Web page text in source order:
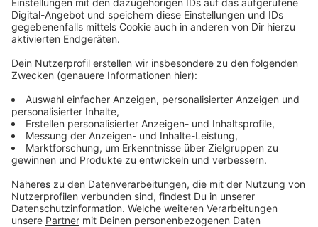
Anzeige
Die neue Single "Heard It All"
Wir benötigen Ihre
Zustimmung, um den YouTube
Video-Service zu laden!
Wir verwenden einen Service eines